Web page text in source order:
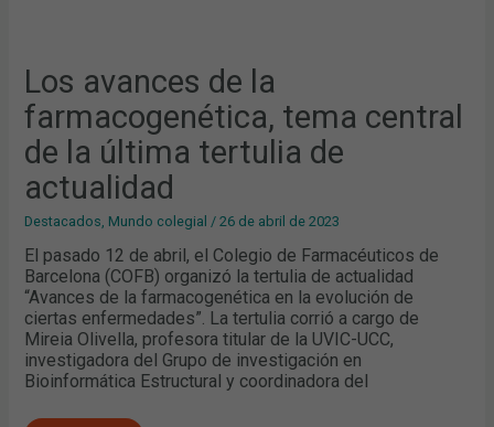
Los avances de la
farmacogenética, tema central
de la última tertulia de
actualidad
Destacados Mundo colegial /26 de abril de 2023
El pasado 12 de abril, el Colegio de Farmacéuticos de
Barcelona (COFB) organizó la tertulia de actualidad
“Avances de la farmacogenética en la evolución de
ciertas enfermedades”. La tertulia corrió a cargo de
Mireia Olivella, profesora titular de la UVIC-UCC,
investigadora del Grupo de investigación en
Bioinformática Estructural y coordinadora del